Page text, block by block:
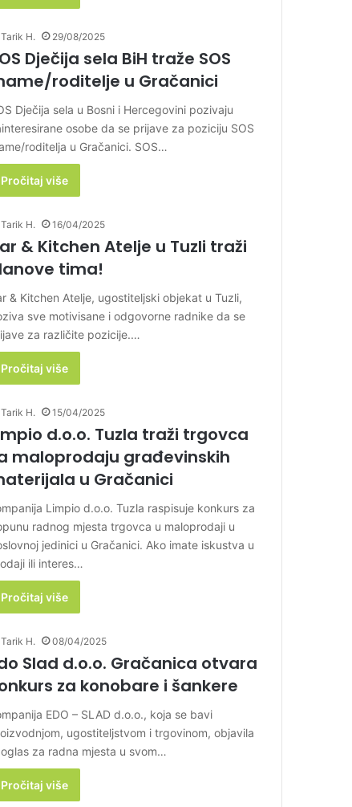
Tarik H. 29/08/2025
Dječija sela BiH traže SOS
roditelje u Gračanici
Dječija sela u Bosni i Hercegovini pozivaju
osobe da se prijave za poziciju SOS
roditelja u Gračanici. SOS…
Pročitaj više
Tarik H. 16/04/2025
& Kitchen Atelje u Tuzli traži
tima!
& Kitchen Atelje, ugostiteljski objekat u Tuzli,
sve motivisane i odgovorne radnike da se
za različite pozicije.…
Pročitaj više
Tarik H. 15/04/2025
d.o.o. Tuzla traži trgovca
maloprodaju građevinskih
u Gračanici
Limpio d.o.o. Tuzla raspisuje konkurs za
radnog mjesta trgovca u maloprodaji u
jedinici u Gračanici. Ako imate iskustva u
ili interes…
Pročitaj više
Tarik H. 08/04/2025
Slad d.o.o. Gračanica otvara
za konobare i šankere
EDO – SLAD d.o.o., koja se bavi
ugostiteljstvom i trgovinom, objavila
za radna mjesta u svom…
Pročitaj više